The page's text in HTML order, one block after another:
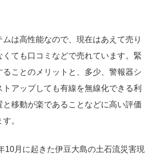
は高性能なので、現在はあえて売り
くても口コミなどで売れています。緊
ることのメリットと、多少、警報器シ
トアップしても有線を無線化できる利
と移動が楽であることなどに高い評価
。
10月に起きた伊豆大島の土石流災害現